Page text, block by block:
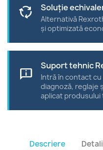
cycle Soluție
Alternativă
și optimizată
chat_info
Suport tehnic
Intră în contact
diagnoză, reglaje
aplicat produsului
Descriere